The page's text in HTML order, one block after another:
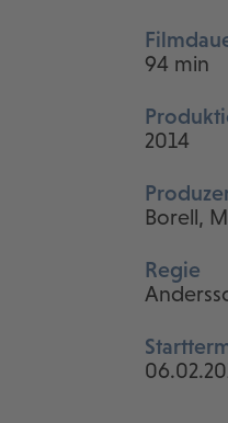
94 min
2014
Borell,
Regie